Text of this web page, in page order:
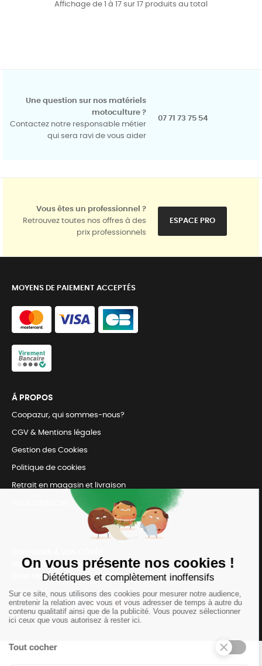
Affichage de 1 à 17 sur 17 produits au total
Une question sur nos matériels
motoculture ?
Contactez notre responsable métier
qui sera ravi de vous aider
07 71 73 75 54
Vous êtes un professionnel ?
Retrouvez toutes nos offres à des
prix professionnels
ESPACE PRO
MOYENS DE PAIEMENT ACCEPTÉS
Á PROPOS
Coopazur, qui sommes-nous?
CGV & Mentions légales
Gestion des Cookies
Politique de cookies
Retrait en magasin et livraison
Nous sommes connectés
pour répondre à tous vos besoins
SUIVEZ-NOUS